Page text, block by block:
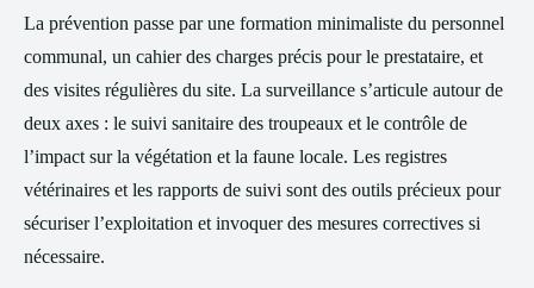
La prévention passe par une formation minimaliste du personnel
communal, un cahier des charges précis pour le prestataire, et
des visites régulières du site. La surveillance s’articule autour de
deux axes : le suivi sanitaire des troupeaux et le contrôle de
l’impact sur la végétation et la faune locale. Les registres
vétérinaires et les rapports de suivi sont des outils précieux pour
sécuriser l’exploitation et invoquer des mesures correctives si
nécessaire.